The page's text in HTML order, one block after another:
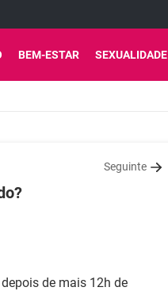
BEM-ESTAR SEXUALIDADE
Seguinte
de mais 12h de